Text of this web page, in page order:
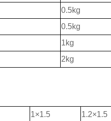
0.5kg
0.5kg
1kg
2kg
1×1.5
1.2×1.5